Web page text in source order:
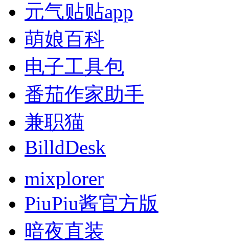
元气贴贴app
萌娘百科
电子工具包
番茄作家助手
兼职猫
BilldDesk
mixplorer
PiuPiu酱官方版
暗夜直装